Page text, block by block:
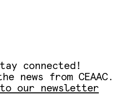
connected!
news from CEAAC.
our newsletter